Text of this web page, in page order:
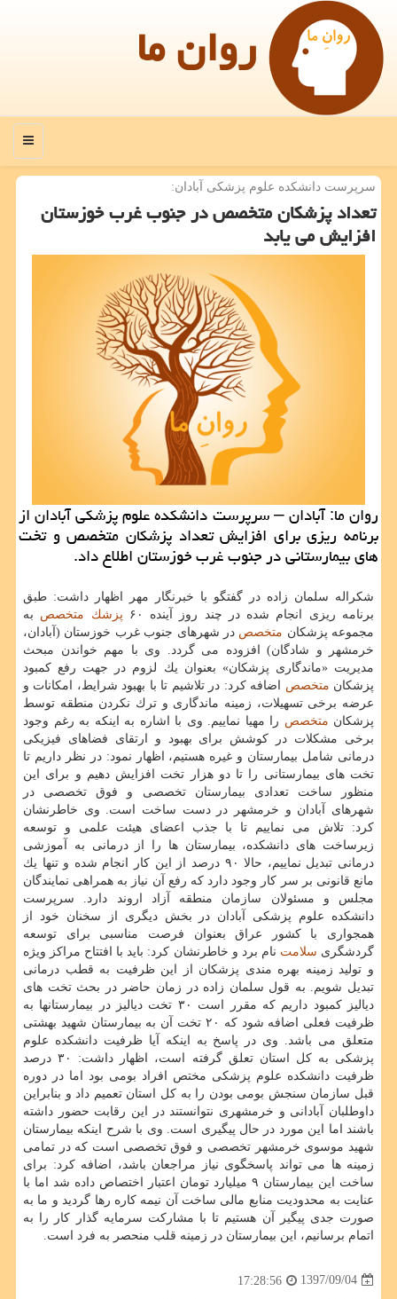
روان ما
منو
سرپرست دانشكده علوم پزشكی آبادان:
تعداد پزشكان متخصص در جنوب غرب خوزستان
افزایش می یابد
روان ما: آبادان – سرپرست دانشكده علوم پزشكی آبادان از
برنامه ریزی برای افزایش تعداد پزشكان متخصص و تخت
های بیمارستانی در جنوب غرب خوزستان اطلاع داد.
شكراله سلمان زاده در گفتگو با خبرنگار مهر اظهار داشت: طبق
برنامه ریزی انجام شده در چند روز آینده ۶۰
پزشك متخصص به
مجموعه پزشكان متخصص در شهرهای جنوب غرب خوزستان (آبادان،
خرمشهر و شادگان) افزوده می گردد. وی با مهم خواندن مبحث
مدیریت «ماندگاری پزشكان» بعنوان یك لزوم در جهت رفع كمبود
پزشكان متخصص اضافه كرد: در تلاشیم تا با بهبود شرایط، امكانات و
عرضه برخی تسهیلات، زمینه ماندگاری و ترك نكردن منطقه توسط
پزشكان متخصص را مهیا نماییم. وی با اشاره به اینكه به رغم وجود
برخی مشكلات در كوشش برای بهبود و ارتقای فضاهای فیزیكی
درمانی شامل بیمارستان و غیره هستیم، اظهار نمود: در نظر داریم تا
تخت های بیمارستانی را تا دو هزار تخت افزایش دهیم و برای این
منظور ساخت تعدادی بیمارستان تخصصی و فوق تخصصی در
شهرهای آبادان و خرمشهر در دست ساخت است. وی خاطرنشان
كرد: تلاش می نماییم تا با جذب اعضای هیئت علمی و توسعه
زیرساخت های دانشكده، بیمارستان ها را از درمانی به آموزشی
درمانی تبدیل نماییم، حالا ۹۰ درصد از این كار انجام شده و تنها یك
مانع قانونی بر سر كار وجود دارد كه رفع آن نیاز به همراهی نمایندگان
مجلس و مسئولان سازمان منطقه آزاد اروند دارد. سرپرست
دانشكده علوم پزشكی آبادان در بخش دیگری از سخنان خود از
همجواری با كشور عراق بعنوان فرصت مناسبی برای توسعه
گردشگری سلامت نام برد و خاطرنشان كرد: باید با افتتاح مراكز ویژه
و تولید زمینه بهره مندی پزشكان از این ظرفیت به قطب درمانی
تبدیل شویم. به قول سلمان زاده در زمان حاضر در بحث تخت های
دیالیز كمبود داریم كه مقرر است ۳۰ تخت دیالیز در بیمارستانها به
ظرفیت فعلی اضافه شود كه ۲۰ تخت آن به بیمارستان شهید بهشتی
متعلق می باشد. وی در پاسخ به اینكه آیا ظرفیت دانشكده علوم
پزشكی به كل استان تعلق گرفته است، اظهار داشت: ۳۰ درصد
ظرفیت دانشكده علوم پزشكی مختص افراد بومی بود اما در دوره
قبل سازمان سنجش بومی بودن را به كل استان تعمیم داد و بنابراین
داوطلبان آبادانی و خرمشهری نتوانستند در این رقابت حضور داشته
باشند اما این مورد در حال پیگیری است. وی با شرح اینكه بیمارستان
شهید موسوی خرمشهر تخصصی و فوق تخصصی است كه در تمامی
زمینه ها می تواند پاسخگوی نیاز مراجعان باشد، اضافه كرد: برای
ساخت این بیمارستان ۹ میلیارد تومان اعتبار اختصاص داده شد اما با
عنایت به محدودیت منابع مالی ساخت آن نیمه كاره رها گردید و ما به
صورت جدی پیگیر آن هستیم تا با مشاركت سرمایه گذار كار را به
اتمام برسانیم، این بیمارستان در زمینه قلب منحصر به فرد است.
1397/09/04
17:28:56